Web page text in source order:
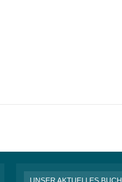
UNSER AKTUELLES BUCH